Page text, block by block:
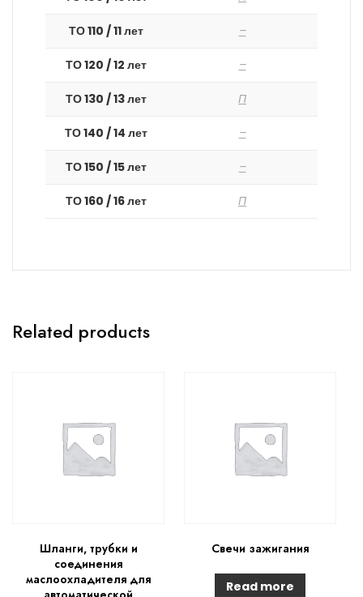
ТО 110 / 11 лет –
ТО 120 / 12 лет –
ТО 130 / 13 лет П
ТО 140 / 14 лет –
ТО 150 / 15 лет –
ТО 160 / 16 лет П
Related products
Шланги, трубки и
соединения
маслоохладителя для
Свечи зажигания
Read more